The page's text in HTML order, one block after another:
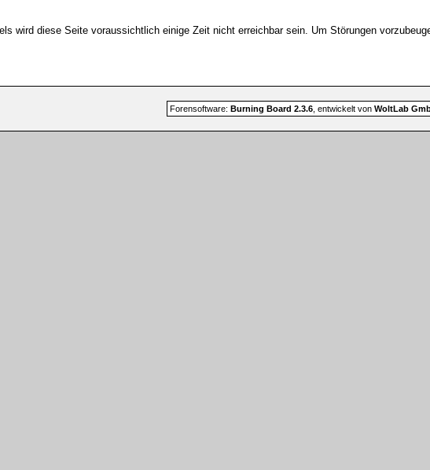
wird diese Seite voraussichtlich einige Zeit nicht erreichbar sein. Um Störungen
Forensoftware: Burning Board 2.3.6, entwickelt von WoltLab